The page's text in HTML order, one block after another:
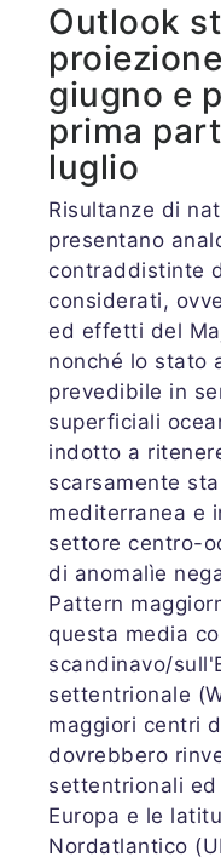
Outlook
giugno e
prima
luglio
Risultanze di
presentano
contraddistinte
considerati,
ed effetti del
nonché lo stato
prevedibile in
superficiali
indotto a
scarsamente
mediterranea e
settore centro-
di anomalìe
Pattern
questa media
scandinavo/
settentrionale
maggiori centri
dovrebbero
settentrionali
Europa e le
Nordatlantico